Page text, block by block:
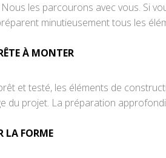
les parcourons avec vous. Si
minutieusement tous les
À MONTER
et testé, les éléments de
du projet. La préparation
LA FORME